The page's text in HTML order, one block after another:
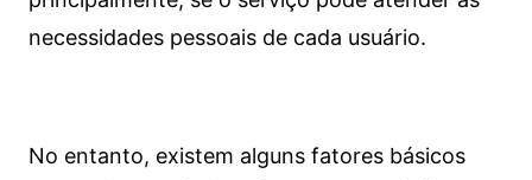
necessidades pessoais de cada usuário.
No entanto, existem alguns fatores básicos